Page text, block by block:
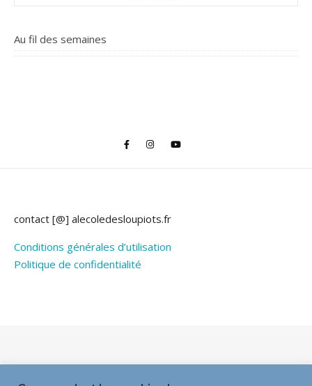
Au fil des semaines
contact [@] alecoledesloupiots.fr
Conditions générales d’utilisation
Politique de confidentialité